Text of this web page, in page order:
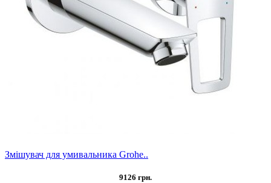
Змішувач для умивальника Grohe..
9126 грн.